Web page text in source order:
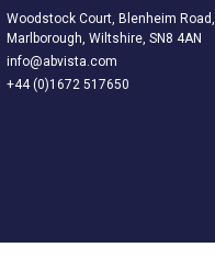
Woodstock Court, Blenheim
Marlborough, Wiltshire, SN8 4AN
info@abvista.com
+44 (0)1672 517650